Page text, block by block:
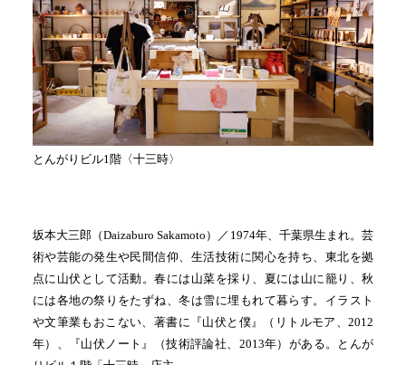
とんがりビル1階〈十三時〉
坂本大三郎（Daizaburo Sakamoto）／1974年、千葉県生まれ。芸
術や芸能の発生や民間信仰、生活技術に関心を持ち、東北を拠
点に山伏として活動。春には山菜を採り、夏には山に籠り、秋
には各地の祭りをたずね、冬は雪に埋もれて暮らす。イラスト
や文筆業もおこない、著書に『山伏と僕』（リトルモア、2012
年）、『山伏ノート』（技術評論社、2013年）がある。とんが